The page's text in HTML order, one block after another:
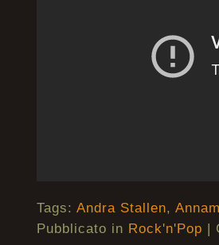
Tags: Andra Stallen,
Pubblicato in Rock'n'Pop |